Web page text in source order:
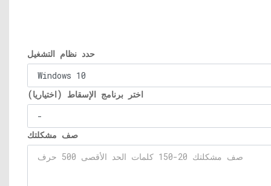
حدد نظام التشغيل
اختر برنامج الإسقاط (اختياريا)
صف مشكلتك